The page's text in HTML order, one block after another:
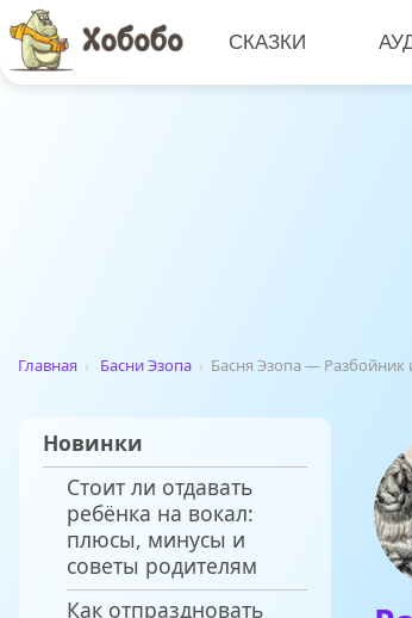
СКАЗКИ
Главная › Басни Эзопа › Басня Эзопа — Разбойник
Новинки
Стоит ли отдавать
ребёнка на вокал:
плюсы, минусы и
советы родителям
Как отпраздновать